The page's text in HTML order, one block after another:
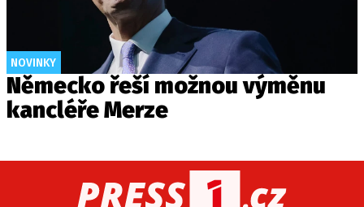
NOVINKY
Německo řeší možnou výměnu
kancléře Merze